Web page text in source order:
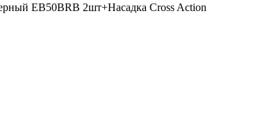
EB50BRB 2шт+Насадка Cross Action